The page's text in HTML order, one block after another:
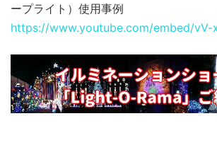
ープライト）使用事例
https://www.youtube.com/embed/vV-